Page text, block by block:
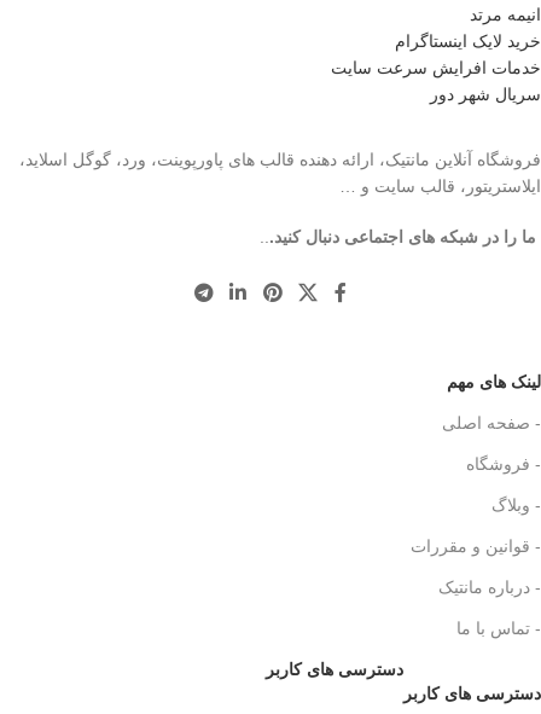
انیمه مرتد
خرید لایک اینستاگرام
خدمات افرایش سرعت سایت
سریال شهر دور
فروشگاه آنلاین مانتیک، ارائه دهنده قالب های پاورپوینت، ورد، گوگل اسلاید،
ایلاستریتور، قالب سایت و …
ما را در شبکه های اجتماعی دنبال کنید...
لینک های مهم
- صفحه اصلی
- فروشگاه
- وبلاگ
- قوانین و مقررات
- درباره مانتیک
- تماس با ما
دسترسی های کاربر
دسترسی های کاربر